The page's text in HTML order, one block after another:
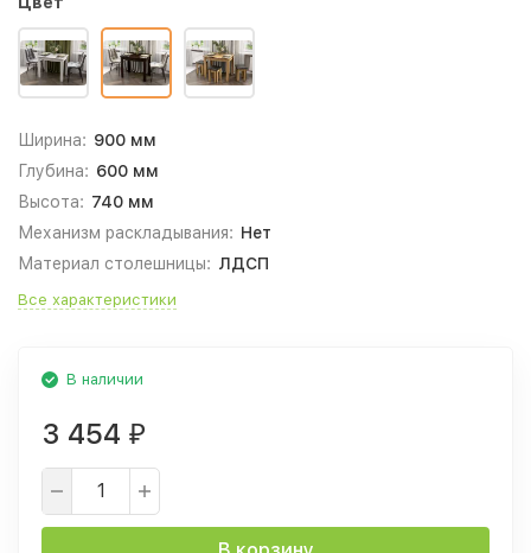
Ширина: 900 мм
Глубина: 600 мм
Высота: 740 мм
Механизм раскладывания: Нет
Материал столешницы: ЛДСП
Все характеристики
В наличии
3 454 ₽